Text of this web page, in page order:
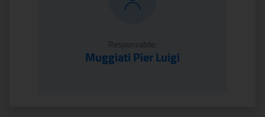
Responsabile:
Muggiati Pier Luigi